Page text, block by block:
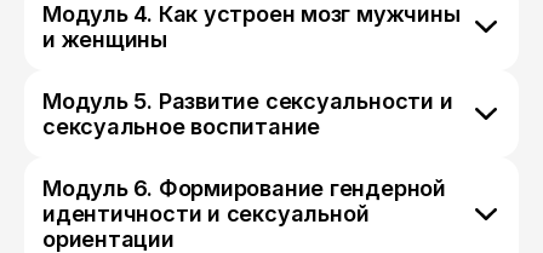
Модуль 4. Как устроен мозг мужчины
и женщины
Модуль 5. Развитие сексуальности и
сексуальное воспитание
Модуль 6. Формирование гендерной
идентичности и сексуальной
ориентации